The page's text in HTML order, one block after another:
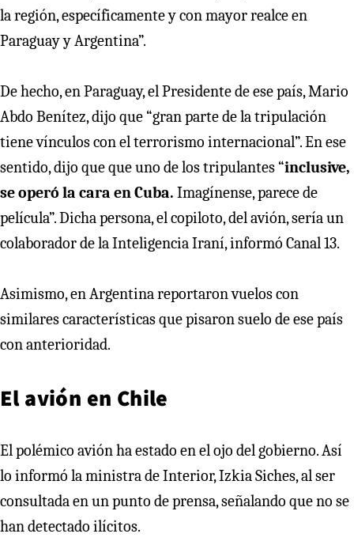
la región, específicamente y con mayor realce en
Paraguay y Argentina”.
De hecho, en Paraguay, el Presidente de ese país, Mario
Abdo Benítez, dijo que “gran parte de la tripulación
tiene vínculos con el terrorismo internacional”. En ese
sentido, dijo que que uno de los tripulantes “inclusive,
se operó la cara en Cuba. Imagínense, parece de
película”. Dicha persona, el copiloto, del avión, sería un
colaborador de la Inteligencia Iraní, informó Canal 13.
Asimismo, en Argentina reportaron vuelos con
similares características que pisaron suelo de ese país
con anterioridad.
El avión en Chile
El polémico avión ha estado en el ojo del gobierno. Así
lo informó la ministra de Interior, Izkia Siches, al ser
consultada en un punto de prensa, señalando que no se
han detectado ilícitos.